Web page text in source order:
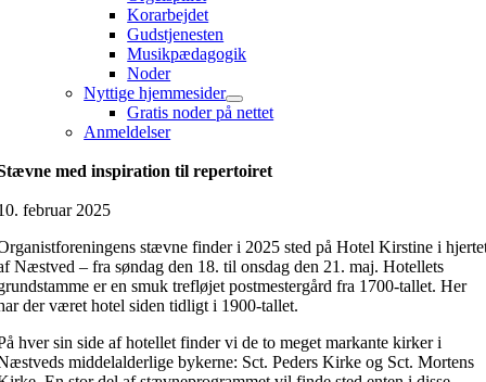
Korarbejdet
Gudstjenesten
Musikpædagogik
Noder
Nyttige hjemmesider
Gratis noder på nettet
Anmeldelser
med inspiration til repertoiret
februar 2025
stævne finder i 2025 sted på Hotel Kirstine i
Næstved – fra søndag den 18. til onsdag den 21. maj. Hotellets
er en smuk trefløjet postmestergård fra 1700-tallet. Her
der været hotel siden tidligt i 1900-tallet.
hver sin side af hotellet finder vi de to meget markante kirker i
middelalderlige bykerne: Sct. Peders Kirke og Sct. Mortens